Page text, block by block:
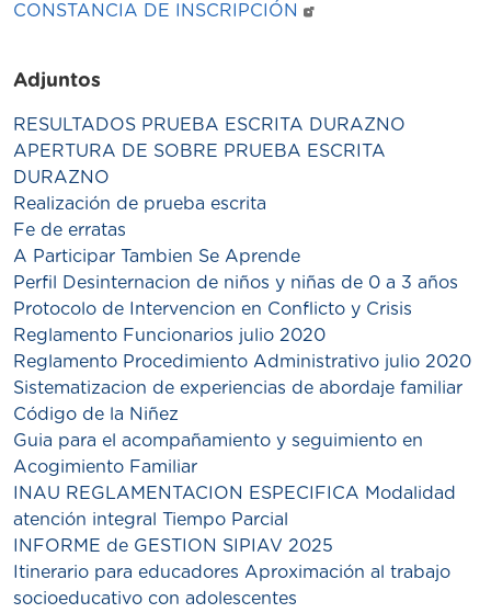
CONSTANCIA DE INSCRIPCIÓN
Adjuntos
RESULTADOS PRUEBA ESCRITA DURAZNO
APERTURA DE SOBRE PRUEBA ESCRITA
DURAZNO
Realización de prueba escrita
Fe de erratas
A Participar Tambien Se Aprende
Perfil Desinternacion de niños y niñas de 0 a 3 años
Protocolo de Intervencion en Conflicto y Crisis
Reglamento Funcionarios julio 2020
Reglamento Procedimiento Administrativo julio 2020
Sistematizacion de experiencias de abordaje familiar
Código de la Niñez
Guia para el acompañamiento y seguimiento en
Acogimiento Familiar
INAU REGLAMENTACION ESPECIFICA Modalidad
atención integral Tiempo Parcial
INFORME de GESTION SIPIAV 2025
Itinerario para educadores Aproximación al trabajo
socioeducativo con adolescentes